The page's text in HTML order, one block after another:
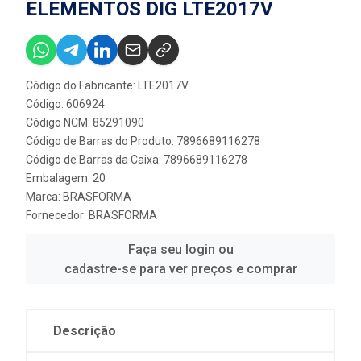
ELEMENTOS DIG LTE2017V
Código do Fabricante: LTE2017V
Código: 606924
Código NCM: 85291090
Código de Barras do Produto: 7896689116278
Código de Barras da Caixa: 7896689116278
Embalagem: 20
Marca: BRASFORMA
Fornecedor: BRASFORMA
Faça seu login ou
cadastre-se para ver preços e comprar
Descrição